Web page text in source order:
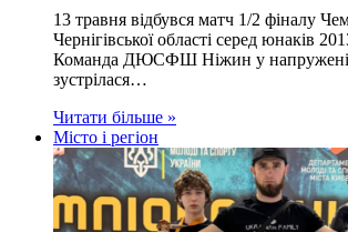
13 травня відбувся матч 1/2 фіналу
Чернігівської області серед юнаків
Команда ДЮСФШ Ніжин у
зустрілася…
Читати більше »
Місто і регіон